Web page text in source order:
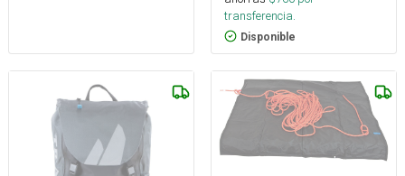
transferencia.
Disponible